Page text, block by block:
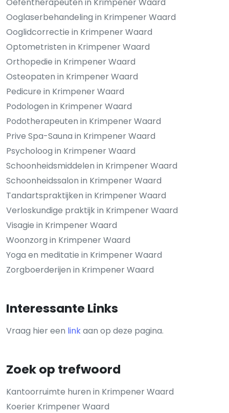
Ooglaserbehandeling in Krimpener Waard
Ooglidcorrectie in Krimpener Waard
Optometristen in Krimpener Waard
Orthopedie in Krimpener Waard
Osteopaten in Krimpener Waard
Pedicure in Krimpener Waard
Podologen in Krimpener Waard
Podotherapeuten in Krimpener Waard
Prive Spa-Sauna in Krimpener Waard
Psycholoog in Krimpener Waard
Schoonheidsmiddelen in Krimpener Waard
Schoonheidssalon in Krimpener Waard
Tandartspraktijken in Krimpener Waard
Verloskundige praktijk in Krimpener Waard
Visagie in Krimpener Waard
Woonzorg in Krimpener Waard
Yoga en meditatie in Krimpener Waard
Zorgboerderijen in Krimpener Waard
Interessante Links
Vraag hier een linkaan op deze pagina.
Zoek op trefwoord
Kantoorruimte huren in Krimpener Waard
Koerier Krimpener Waard